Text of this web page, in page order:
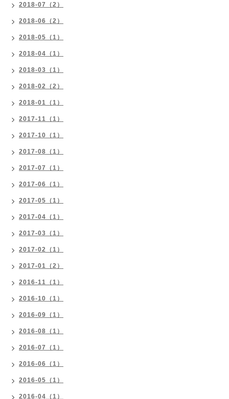
2018-07（2）
2018-06（2）
2018-05（1）
2018-04（1）
2018-03（1）
2018-02（2）
2018-01（1）
2017-11（1）
2017-10（1）
2017-08（1）
2017-07（1）
2017-06（1）
2017-05（1）
2017-04（1）
2017-03（1）
2017-02（1）
2017-01（2）
2016-11（1）
2016-10（1）
2016-09（1）
2016-08（1）
2016-07（1）
2016-06（1）
2016-05（1）
2016-04（1）